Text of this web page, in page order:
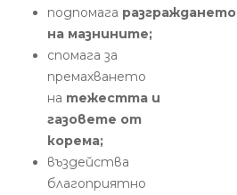
подпомага разграждането
на мазнините;
спомага за
премахването
на тежестта и
газовете от
корема;
въздейства
благоприятно